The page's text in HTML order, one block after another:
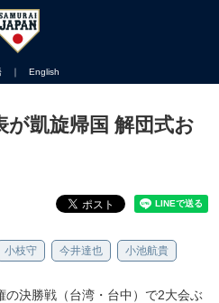
｜ English
凱旋帰国 解団式お
小枝守 今井達也 小池航貴
決勝戦（台湾・台中）で2大会ぶ